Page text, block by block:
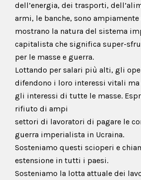
dell’energia, dei trasporti,
armi, le banche, sono
mostrano la natura del sistema
capitalista che significa super-
per le masse e guerra.
Lottando per salari più alti, gli
difendono i loro interessi vitali ma
gli interessi di tutte le masse.
rifiuto di ampi
settori di lavoratori di pagare le
guerra imperialista in Ucraina.
Sosteniamo questi scioperi e
estensione in tutti i paesi.
Sosteniamo la lotta attuale dei